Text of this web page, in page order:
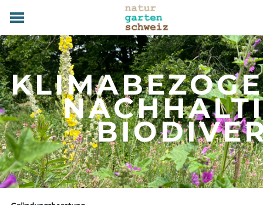
HOME
GRUNDLAGEN
PRAXIS
TERMINE
FACHBETRIEBE
MAGAZIN
UEBER UNS
MITGLIED WERDEN
DOWNLOADS
KONTAKT